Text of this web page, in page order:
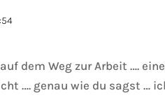
dem Weg zur Arbeit ….
…. genau wie du sagst …